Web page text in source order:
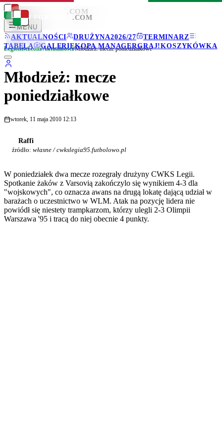
LEGIONISCI .COM
MENU
AKTUALNOŚCI
DRUŻYNA2026/27
TERMINARZ
TABELA
GALERIEKOPA MANAGERGRAJ!KOSZYKÓWKA
LEGIONISCI .COM
Legionisci.com/Aktualności/Młodzież: mecze poniedziałkowe
Młodzież: mecze
poniedziałkowe
wtorek, 11 maja 2010 12:13
Raffi
źródło: własne / cwkslegia95.futbolowo.pl
W poniedziałek dwa mecze rozegrały drużyny CWKS Legii.
Spotkanie żaków z Varsovią zakończylo się wynikiem 4-3 dla
"wojskowych", co oznacza awans na drugą lokatę dającą udział w
barażach o uczestnictwo w WLM. Atak na pozycję lidera nie
powiódł się niestety trampkarzom, którzy ulegli 2-3 Olimpii
Warszawa '95 i tracą do niej obecnie 4 punkty.